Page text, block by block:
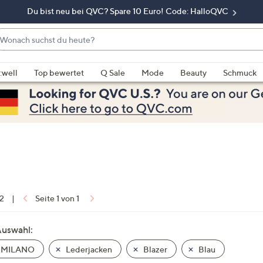
Du bist neu bei QVC? Spare 10 Euro! Code: HalloQVC
Top bewertet Q Sale Mode Beauty
Schmuck
| Seite 1 von 1
Lederjacken Blazer Blau